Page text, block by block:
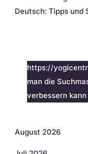
Deutsch: Tipps und
https://
man die
verbessern kann
August 2026